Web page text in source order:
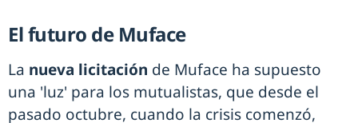
El futuro de Muface
La nueva licitación de Muface ha supuesto
una 'luz' para los mutualistas, que desde el
pasado octubre, cuando la crisis comenzó,